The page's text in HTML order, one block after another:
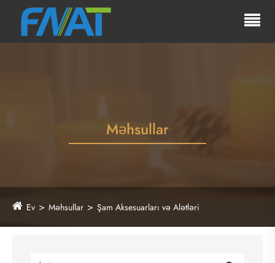
Məhsullar
Ev Məhsullar Şam Aksesuarları və Alətləri